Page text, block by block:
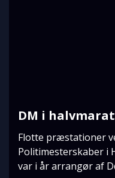
DM i
Flotte præstationer
Politimesterskaber i
var i år arrangør af